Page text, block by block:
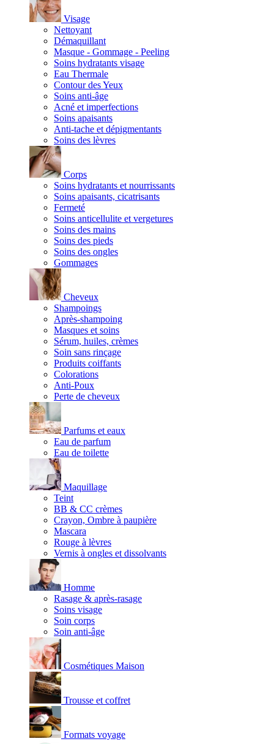
Visage
Nettoyant
Démaquillant
Masque - Gommage - Peeling
Soins hydratants visage
Eau Thermale
Contour des Yeux
Soins anti-âge
Acné et imperfections
Soins apaisants
Anti-tache et dépigmentants
Soins des lèvres
Corps
Soins hydratants et nourrissants
Soins apaisants, cicatrisants
Fermeté
Soins anticellulite et vergetures
Soins des mains
Soins des pieds
Soins des ongles
Gommages
Cheveux
Shampoings
Après-shampoing
Masques et soins
Sérum, huiles, crèmes
Soin sans rinçage
Produits coiffants
Colorations
Anti-Poux
Perte de cheveux
Parfums et eaux
Eau de parfum
Eau de toilette
Maquillage
Teint
BB & CC crèmes
Crayon, Ombre à paupière
Mascara
Rouge à lèvres
Vernis à ongles et dissolvants
Homme
Rasage & après-rasage
Soins visage
Soin corps
Soin anti-âge
Cosmétiques Maison
Trousse et coffret
Formats voyage